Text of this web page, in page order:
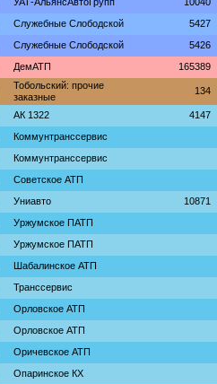
Служебные Слободской 5427
Служебные Слободской 5426
ДемАТП 165389
Тобольский: прочие
заказные
134
АК 1322 4147
Коммунтранссервис
Коммунтранссервис
Советское АТП
Униавто 10871
Уржумское ПАТП
Уржумское ПАТП
Шабалинское АТП
Транссервис
Орловское АТП
Орловское АТП
Оричевское АТП
Опаринское КХ